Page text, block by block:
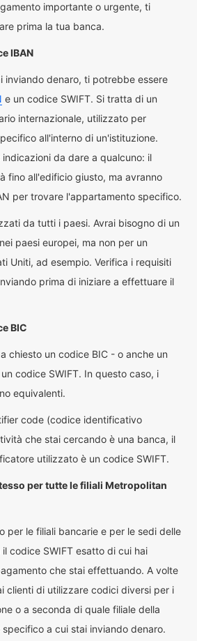
importante o urgente, ti
prima la tua banca.
IBAN
inviando denaro, ti potrebbe essere
e un codice SWIFT. Si tratta di un
internazionale, utilizzato per
all'interno di un'istituzione.
da dare a qualcuno: il
fino all'edificio giusto, ma avranno
per trovare l'appartamento specifico.
da tutti i paesi. Avrai bisogno di un
paesi europei, ma non per un
Uniti, ad esempio. Verifica i requisiti
prima di iniziare a effettuare il
BIC
chiesto un codice BIC - o anche un
codice SWIFT. In questo caso, i
equivalenti.
code (codice identificativo
che stai cercando è una banca, il
utilizzato è un codice SWIFT.
per tutte le filiali Metropolitan
per le filiali bancarie e per le sedi delle
codice SWIFT esatto di cui hai
che stai effettuando. A volte
clienti di utilizzare codici diversi per i
o a seconda di quale filiale della
a cui stai inviando denaro.